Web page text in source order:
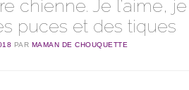
chienne. Je l’aime,
puces et des tiques
PAR MAMAN DE CHOUQUETTE